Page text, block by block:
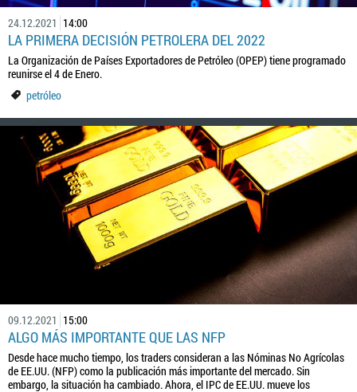
24.12.2021 14:00
LA PRIMERA DECISIÓN PETROLERA DEL 2022
La Organización de Países Exportadores de Petróleo (OPEP) tiene programado
reunirse el 4 de Enero.
petróleo
09.12.2021 15:00
ALGO MÁS IMPORTANTE QUE LAS NFP
Desde hace mucho tiempo, los traders consideran a las Nóminas No Agrícolas
de EE.UU. (NFP) como la publicación más importante del mercado. Sin
embargo, la situación ha cambiado. Ahora, el IPC de EE.UU. mueve los